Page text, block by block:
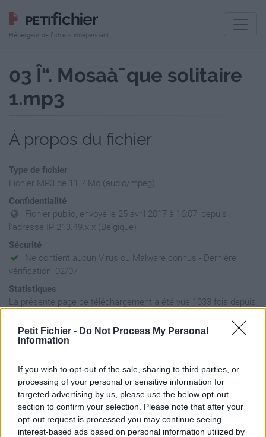
Petit Fichier - Do Not Process My Personal
Information
If you wish to opt-out of the sale, sharing to third parties, or
processing of your personal or sensitive information for
targeted advertising by us, please use the below opt-out
section to confirm your selection. Please note that after your
opt-out request is processed you may continue seeing
interest-based ads based on personal information utilized by
Hébergeur de fichiers indépendant
03 Î“. Mosaà¯que solitaire
1.mp3
À propos du fichier
Type de fichier
Fichier MP3 de 11.7 Mo (audio/mpeg)
Confidentialité
Fichier public, envoyé le 25 avril 2017 à 16:07, depuis
l'adresse IP 213.49.x.x (Belgique)
Sécurité
Ne contient aucun Virus ou Malware connus - Dernière
vérification: 02/07
Statistiques
La présente page de téléchargement a été vue 1033 fois depuis
Page de téléchargement
https://www.petit-fichier.fr/2017/04/25/03-mosaeque-solitaire-1-
Copier
Aperçu du fichier